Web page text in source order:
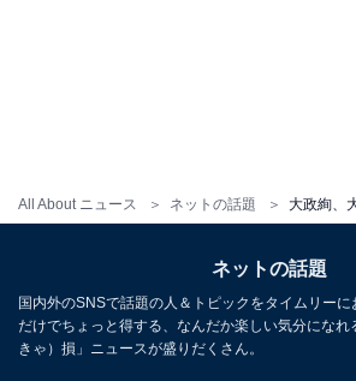
All About ニュース ネットの話題
ネットの話題
国内外のSNSで話題の人＆トピックをタイムリー
だけでちょっと得する、なんだか楽しい気分になれ
きゃ）損」ニュースが盛りだくさん。